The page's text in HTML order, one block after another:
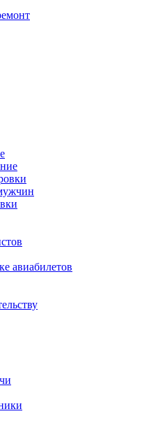
авиабилетов